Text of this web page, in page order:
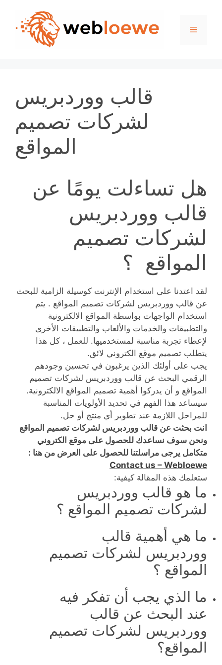
content
Menu
قالب ووردبريس
لشركات تصميم
المواقع
هل تساءلت يومًا عن
قالب ووردبريس
لشركات تصميم
المواقع ؟
لقد اعتدنا على استخدام الإنترنت كوسيلة الزامية للبحث
عن قالب ووردبريس لشركات تصميم المواقع . يتم
استخدام الواجهات بواسطة المواقع الالكترونية
والتطبيقات والخدمات والألعاب والتطبيقات الأخرى
لإعطاء تجربة مناسبة لمستخدميها. للعمل ، كل هذا
يتطلب تصميم موقع الكتروني لائق.
يجب على أولئك الذين يرغبون في تحسين وجودهم
الرقمي البحث عن قالب ووردبريس لشركات تصميم
المواقع و أن يدركوا أهمية تصميم المواقع الالكترونية.
سيساعد هذا الفهم في تحديد الأولويات المناسبة
للمراحل اللازمة عند تطوير أي منتج أو حل.
انت بحثت عن قالب ووردبريس لشركات تصميم المواقع
ونحن سوف نساعدك للحصول على موقع الكتروني
متكامل يرجى مراسلتنا للحصول على العرض من هنا :
Contact us – Webloewe
ستعلمك هذه المقالة كيفية:
ما هو قالب ووردبريس
لشركات تصميم المواقع ؟
ما هي أهمية قالب
ووردبريس لشركات تصميم
المواقع ؟
ما الذي يجب أن تفكر فيه
عند البحث عن قالب
ووردبريس لشركات تصميم
المواقع؟